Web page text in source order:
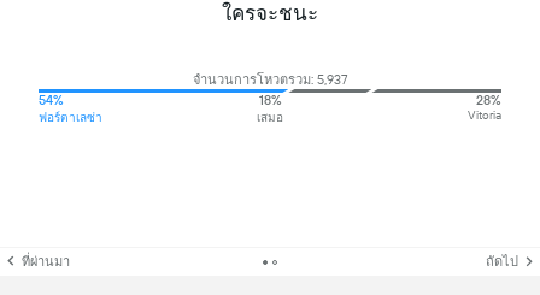
ใครจะชนะ
จำนวนการโหวตรวม: 5,937
54%
ฟอร์ตาเลซ่า
18%
เสมอ
28%
Vitoria
ที่ผ่านมา ถัดไป